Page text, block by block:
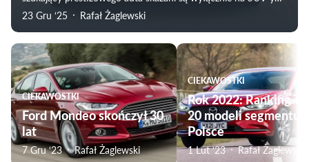
lub crossovery. Tym bardziej, że coraz wyraźniej do głosu
zaczynają dochodzić producenci z Chin.
23 Gru ‘25 Rafał Żaglewski
CIEKAWOSTKI
Ford Mondeo skończył 30
lat
7 Gru ‘23 Rafał Żaglewski
CIEKAWOSTKI
Rok 2022: Ranking
20 modeli segmentu
Polsce
1 Lut ‘23 Rafał Żaglewski